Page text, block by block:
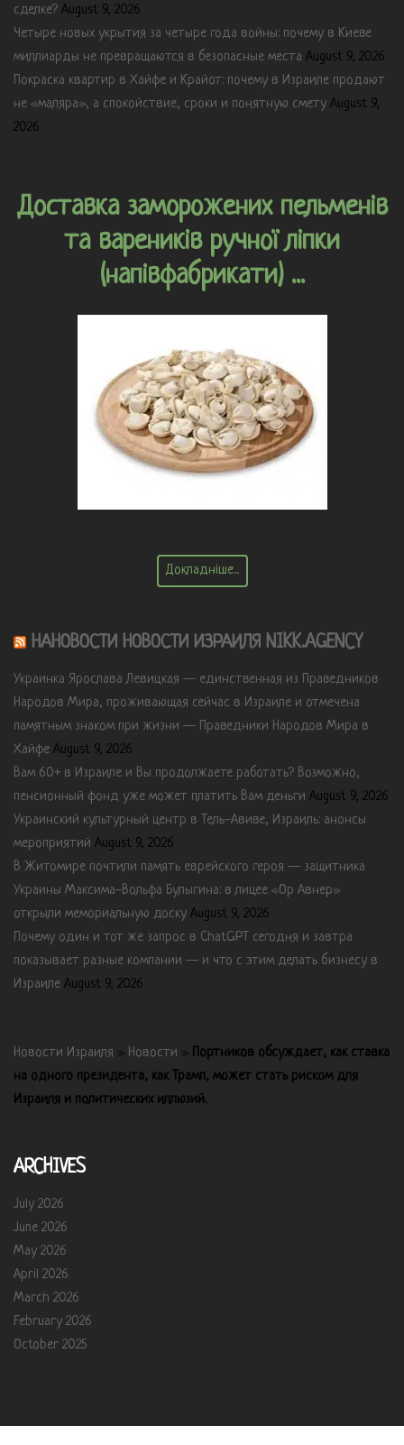
сделке? August 9, 2026
Четыре новых укрытия за четыре года войны: почему в Киеве
миллиарды не превращаются в безопасные места August 9, 2026
Покраска квартир в Хайфе и Крайот: почему в Израиле продают
не «маляра», а спокойствие, сроки и понятную смету August 9,
2026
Доставка заморожених пельменів
та вареників ручної ліпки
(напівфабрикати) ...
Докладніше...
НАНОВОСТИ НОВОСТИ ИЗРАИЛЯ NIKK.AGENCY
Украинка Ярослава Левицкая — единственная из Праведников
Народов Мира, проживающая сейчас в Израиле и отмечена
памятным знаком при жизни — Праведники Народов Мира в
Хайфе August 9, 2026
Вам 60+ в Израиле и Вы продолжаете работать? Возможно,
пенсионный фонд уже может платить Вам деньги August 9, 2026
Украинский культурный центр в Тель-Авиве, Израиль: анонсы
мероприятий August 9, 2026
В Житомире почтили память еврейского героя — защитника
Украины Максима-Вольфа Булыгина: в лицее «Ор Авнер»
открыли мемориальную доску August 9, 2026
Почему один и тот же запрос в ChatGPT сегодня и завтра
показывает разные компании — и что с этим делать бизнесу в
Израиле August 9, 2026
Новости Израиля » Новости » Портников обсуждает, как ставка
на одного президента, как Трамп, может стать риском для
Израиля и политических иллюзий.
ARCHIVES
July 2026
June 2026
May 2026
April 2026
March 2026
February 2026
October 2025